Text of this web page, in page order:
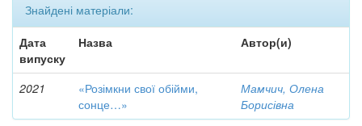
Знайдені матеріали:
Дата
випуску
Назва Автор(и)
2021
«Розімкни свої обійми,
сонце…»
Мамчич, Олена
Борисівна